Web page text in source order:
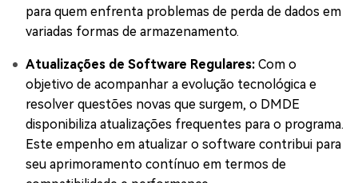
para quem enfrenta problemas de perda de dados em
variadas formas de armazenamento.
Atualizações de Software Regulares: Com o
objetivo de acompanhar a evolução tecnológica e
resolver questões novas que surgem, o DMDE
disponibiliza atualizações frequentes para o programa.
Este empenho em atualizar o software contribui para
seu aprimoramento contínuo em termos de